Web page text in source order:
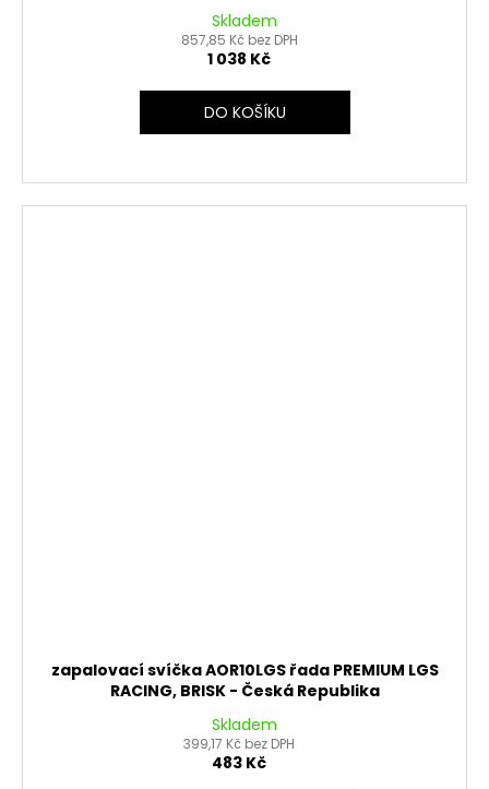
Skladem
857,85 Kč bez DPH
1 038 Kč
DO KOŠÍKU
zapalovací svíčka AOR10LGS řada PREMIUM LGS
RACING, BRISK - Česká Republika
Skladem
399,17 Kč bez DPH
483 Kč